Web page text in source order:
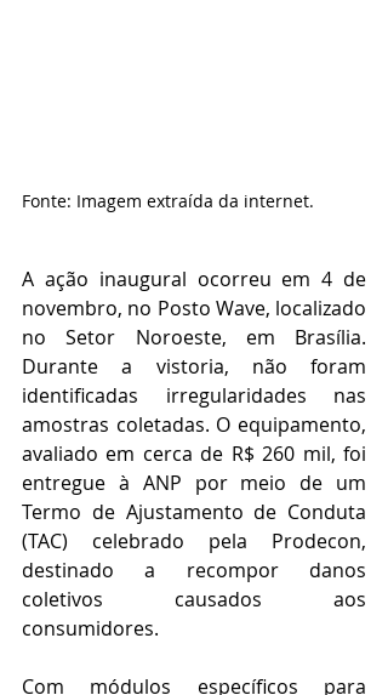
Fonte: Imagem extraída da internet.
A ação inaugural ocorreu em 4 de
novembro, no Posto Wave, localizado
no Setor Noroeste, em Brasília.
Durante a vistoria, não foram
identificadas irregularidades nas
amostras coletadas. O equipamento,
avaliado em cerca de R$ 260 mil, foi
entregue à ANP por meio de um
Termo de Ajustamento de Conduta
(TAC) celebrado pela Prodecon,
destinado a recompor danos
coletivos causados aos
consumidores.